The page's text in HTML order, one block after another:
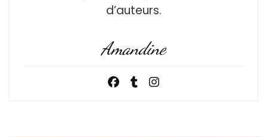
d’auteurs.
Amandine